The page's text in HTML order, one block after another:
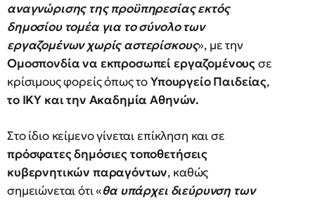
αναγνώρισης της προϋπηρεσίας εκτός
δημοσίου τομέα για το σύνολο των
εργαζομένων χωρίς αστερίσκους», με την
Ομοσπονδία να εκπροσωπεί εργαζομένουςσε
κρίσιμους φορείς όπως τοΥπουργείο Παιδείας,
το ΙΚΥ και την Ακαδημία Αθηνών.
Στο ίδιο κείμενο γίνεται επίκληση και σε
πρόσφατες δημόσιες τοποθετήσεις
κυβερνητικών παραγόντων, καθώς
σημειώνεται ότι «θα υπάρχει διεύρυνση των